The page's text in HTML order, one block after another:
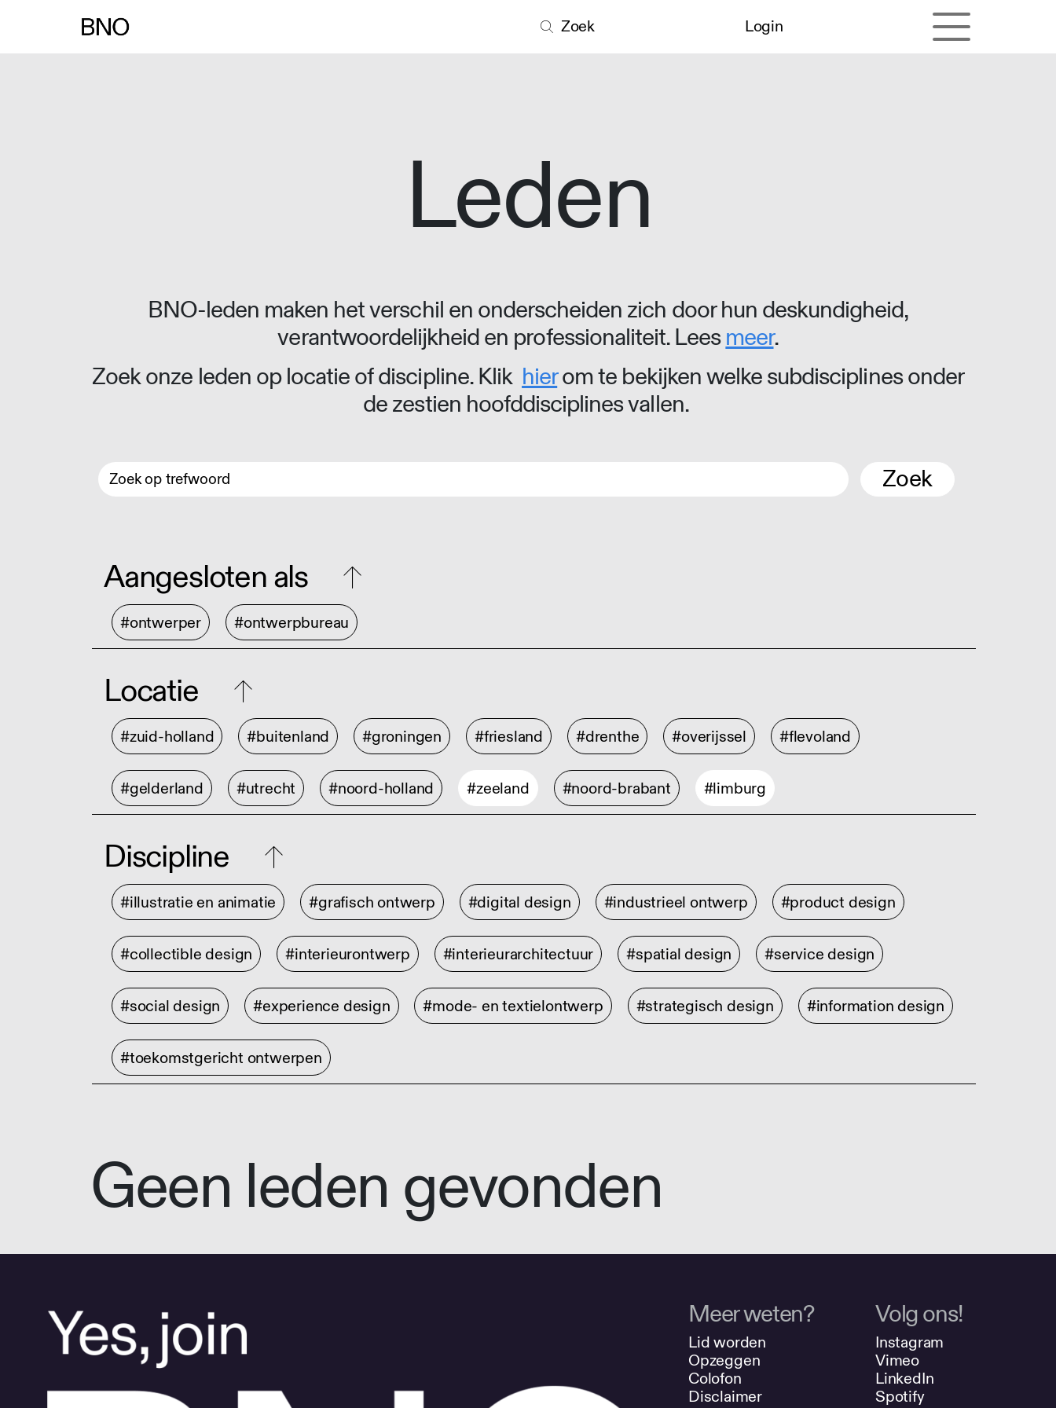
Zoek Login
Leden
BNO-leden maken het verschil en onderscheiden zich door hun deskundigheid,
verantwoordelijkheid en professionaliteit. Leesmeer.
Zoek onze leden op locatie of discipline. Klik hierom te bekijken welke subdisciplines onder
de zestien hoofddisciplines vallen.
Zoek
Aangesloten als
#ontwerper #ontwerpbureau
Locatie
#zuid-holland #buitenland #groningen #friesland #drenthe #overijssel #flevoland
#gelderland #utrecht #noord-holland #zeeland #noord-brabant #limburg
Discipline
#illustratie en animatie #grafisch ontwerp #digital design #industrieel ontwerp #product design
#collectible design #interieurontwerp #interieurarchitectuur #spatial design #service design
#social design #experience design #mode- en textielontwerp #strategisch design #information design
#toekomstgericht ontwerpen
Geen leden gevonden
Meer weten?
Lid worden
Opzeggen
Colofon
Disclaimer
Volg ons!
Instagram
Vimeo
LinkedIn
Spotify